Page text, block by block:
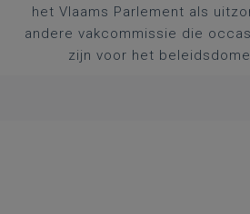
het Vlaams Parlement als
andere vakcommissie die
zijn voor het